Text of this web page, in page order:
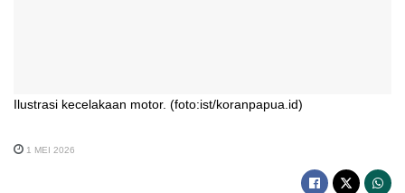
Ilustrasi kecelakaan motor. (foto:ist/koranpapua.id)
1 MEI 2026